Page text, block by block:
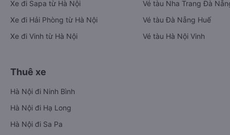
Xe đi Sapa từ Hà Nội
Xe đi Hải Phòng từ Hà Nội
Xe đi Vinh từ Hà Nội
Vé tàu Nha Trang Đà
Vé tàu Đà Nẵng Huế
Vé tàu Hà Nội Vinh
Thuê xe
Hà Nội đi Ninh Bình
Hà Nội đi Hạ Long
Hà Nội đi Sa Pa